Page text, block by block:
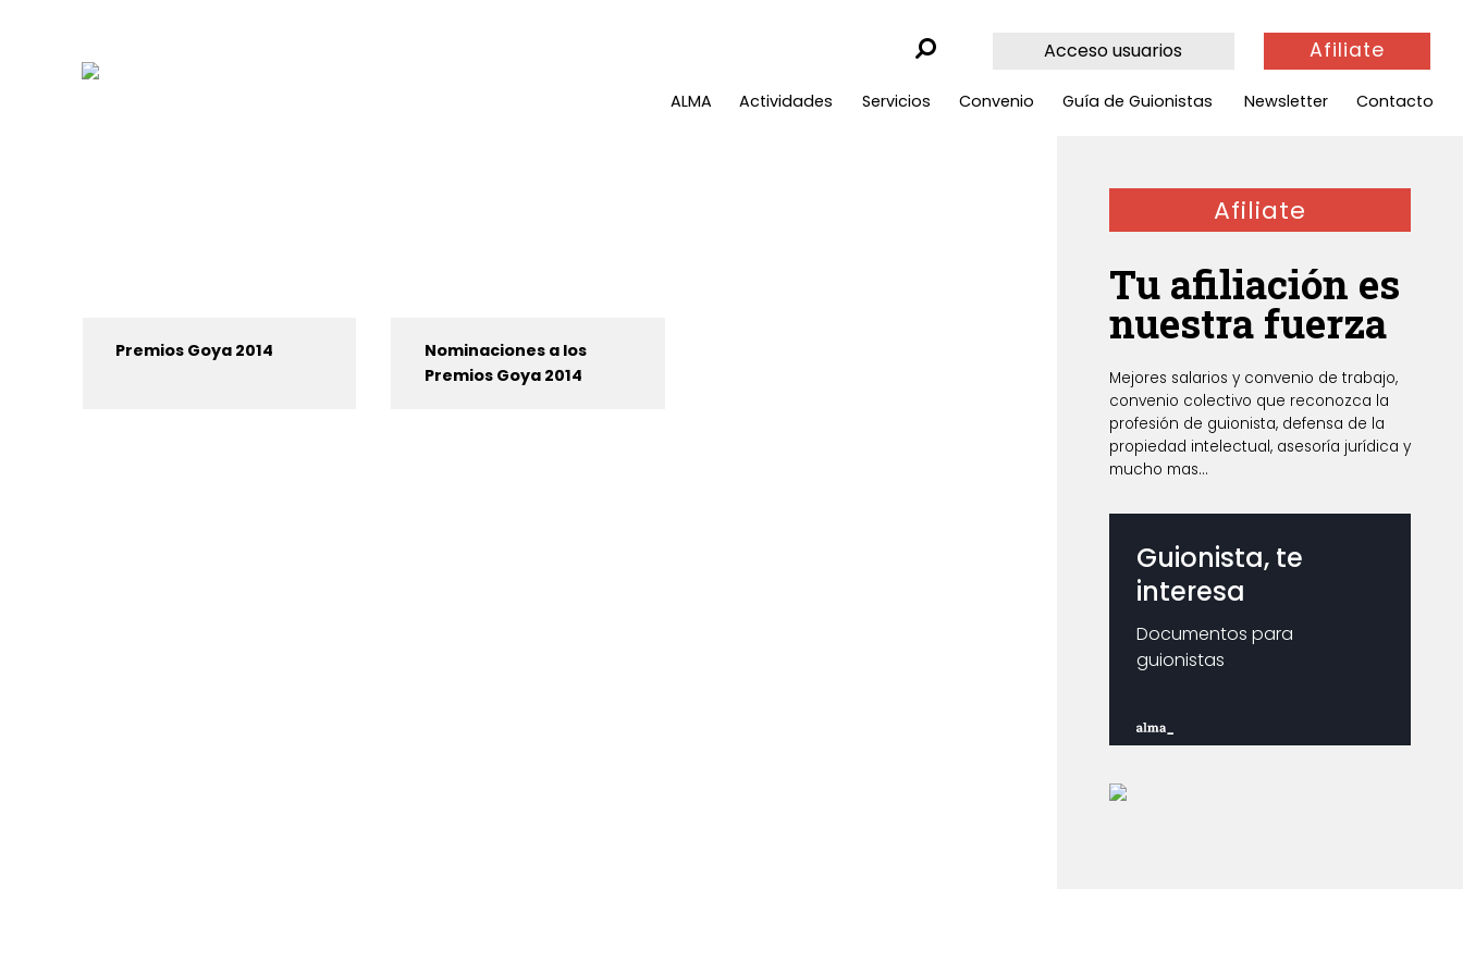
Acceso usuarios Afiliate
ALMA Actividades Servicios Convenio Guía de Guionistas Newsletter Contacto
Premios Goya 2014
Nominaciones a los
Premios Goya 2014
Afiliate
Tu afiliación es
nuestra fuerza
Mejores salarios y convenio de trabajo,
convenio colectivo que reconozca la
profesión de guionista, defensa de la
propiedad intelectual, asesoría jurídica y
mucho mas...
Guionista, te
interesa
Documentos para
guionistas